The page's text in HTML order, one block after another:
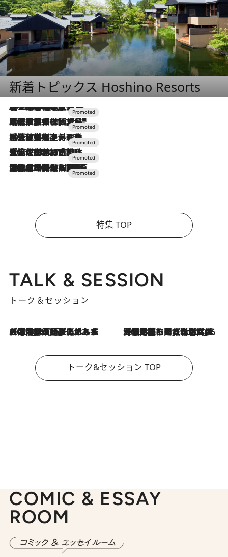
新着トピックス Hoshino Resorts
2026.8.7
【トンボの足水浴】ヒノキの香りに包まれて涼感マックス！約13℃の湧水かけ流しを避暑地「星野温泉 トンボの湯」で体験
2026.7.31
【ホテル帰省】という選択肢をOMOが提案。家族とほどよい距離を保つには「昼は実家、夜は気兼ねなくホテルで！」
2026.7.24
【夏限定ディナーコース】旬を迎える稚鮎や花ズッキーニなどをイタリア・トスカーナの郷土料理の手法で満喫！
2026.7.17
「土佐和ハーブかき氷」がOMO7高知に登場！生姜、山椒、大葉など目にも舌にも涼を呼ぶ郷土の味
2026.7.10
NEW OPEN！【界 草津】名湯の地に誕生。趣の異なる2種の温泉と上州ならではの会席・蕎麦割烹など美食を味わう究極の癒やし旅
特集 TOP
TALK & SESSION
トーク＆セッション
2026.8.3
「今後値上げがあるとすれば…」「リスクがあるのは今年の冬」エネルギー専門家が語る、ホルムズ海峡封鎖が家庭にもたらす“ある心配” 2026.8.3
「住宅建てられない…」「サーチャージ料の高値が続いている」ホルムズ海峡封鎖による影響はいつまで続く？《エネルギー専門家に聞く“どうなる日本の暮らし”》
トーク&セッション TOP
COMIC & ESSAY
ROOM